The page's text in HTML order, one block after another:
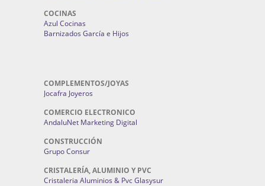
COCINAS
Azul Cocinas
Barnizados García e Hijos
COMPLEMENTOS/JOYAS
Jocafra Joyeros
COMERCIO ELECTRONICO
AndaluNet Marketing Digital
CONSTRUCCIÓN
Grupo Consur
CRISTALERÍA, ALUMINIO Y PVC
Cristaleria Aluminios & Pvc Glasysur